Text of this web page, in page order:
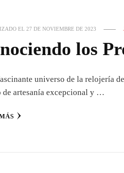
EL 27 DE NOVIEMBRE DE 2023
los
universo de la relojería
de artesanía excepcional y …